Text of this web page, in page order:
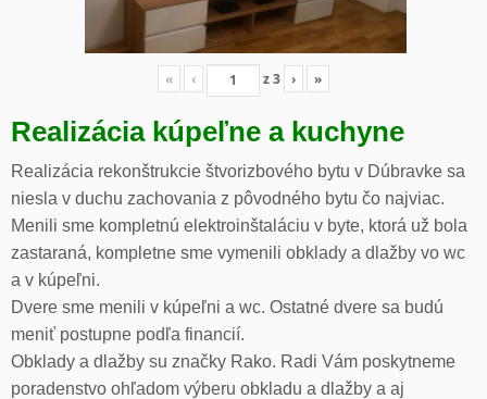
« ‹ z3 › »
Realizácia kúpeľne a kuchyne
Realizácia rekonštrukcie štvorizbového bytu v Dúbravke sa
niesla v duchu zachovania z pôvodného bytu čo najviac.
Menili sme kompletnú elektroinštaláciu v byte, ktorá už bola
zastaraná, kompletne sme vymenili obklady a dlažby vo wc
a v kúpeľni.
Dvere sme menili v kúpeľni a wc. Ostatné dvere sa budú
meniť postupne podľa financií.
Obklady a dlažby su značky Rako. Radi Vám poskytneme
poradenstvo ohľadom výberu obkladu a dlažby a aj